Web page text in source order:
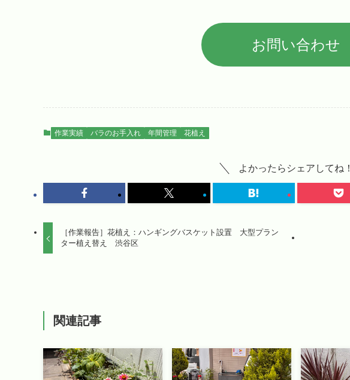
お問い合わせ
作業実績 バラのお手入れ 年間管理 花植え
よかったらシェアしてね！
［作業報告］花植え：ハンギングバスケット設置 大型プラン
ター植え替え 渋谷区
関連記事